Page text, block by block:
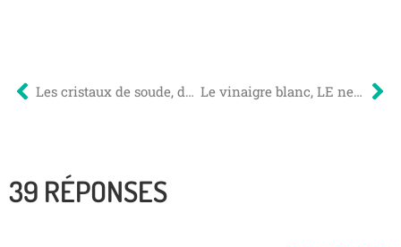
Les cristaux de soude, dégraissants et nettoyants multi-fonctions pour la maison Le vinaigre blanc, LE nettoyant naturel pour toute la maison !
39 RÉPONSES